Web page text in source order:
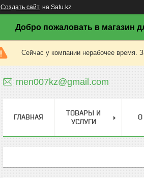
Создать сайт на Satu.kz
Добро пожаловать в магазин
Сейчас у компании нерабочее время.
men007kz@gmail.com
ГЛАВНАЯ
ТОВАРЫ И
УСЛУГИ
О